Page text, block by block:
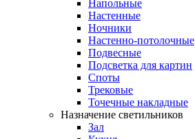
Напольные
Настенные
Ночники
Настенно-потолочные
Подвесные
Подсветка для картин
Споты
Трековые
Точечные накладные
Назначение светильников
Зал